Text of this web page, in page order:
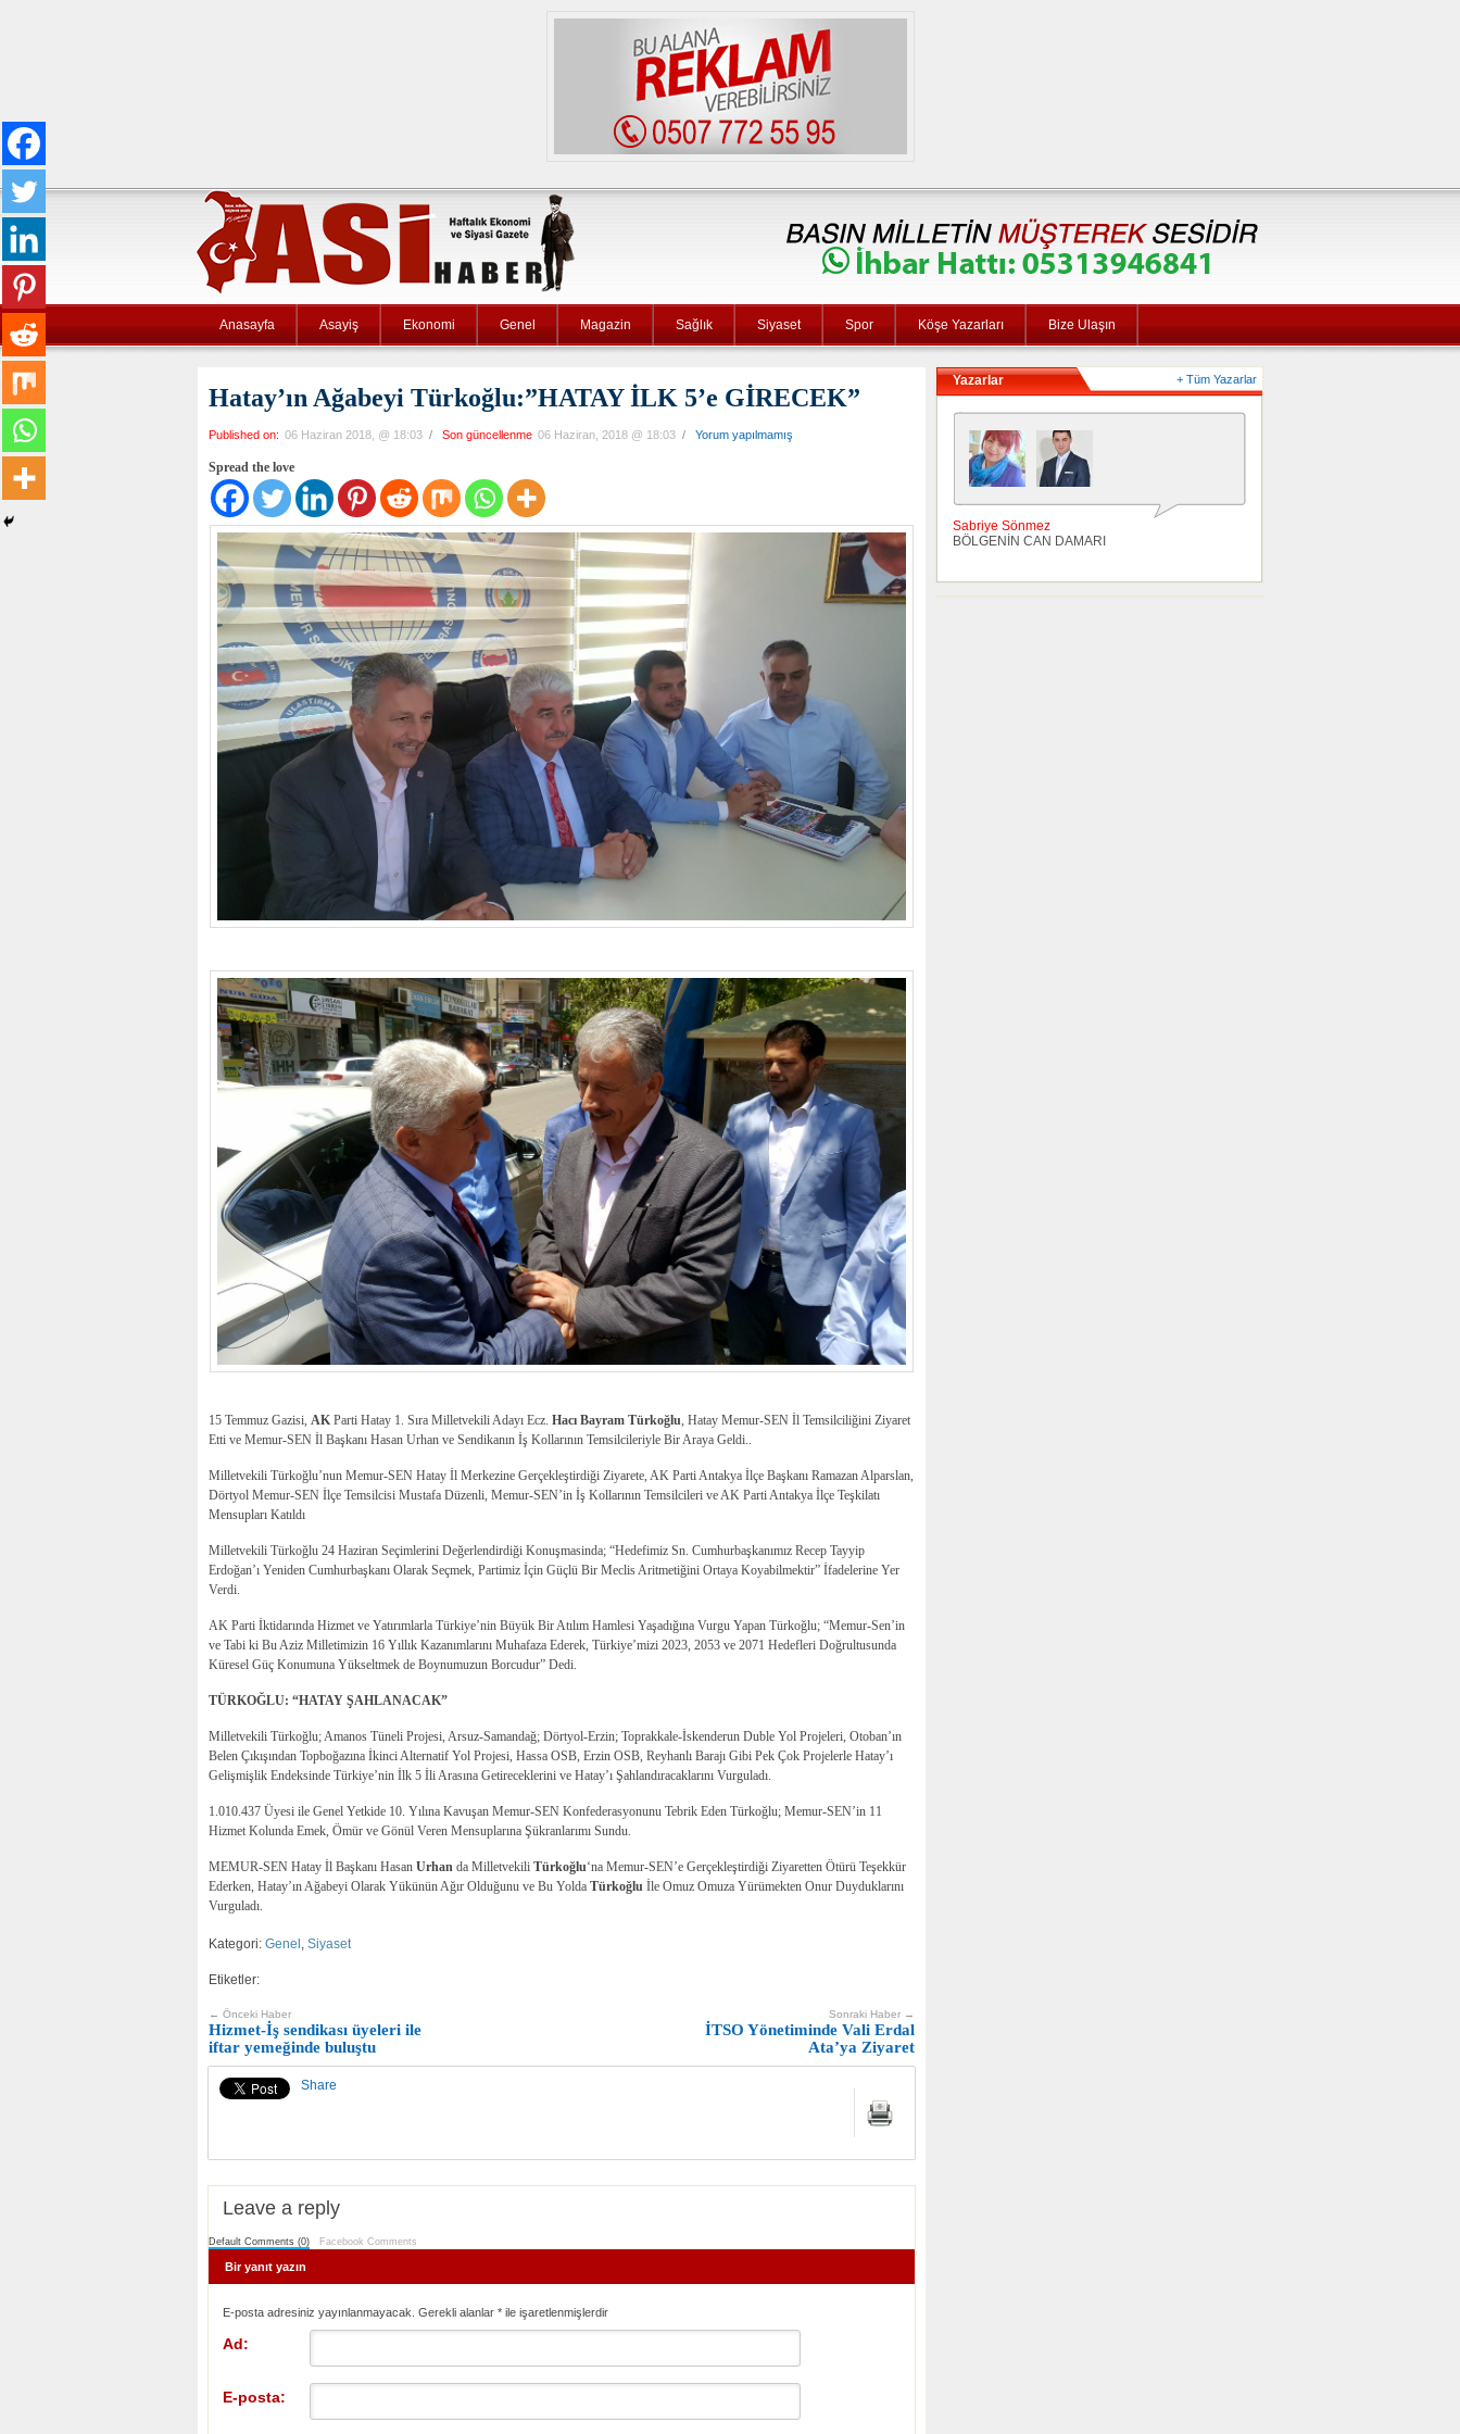
Anasayfa Asayiş Ekonomi Genel Magazin Sağlık Siyaset Spor Köşe Yazarları Bize Ulaşın
Hatay’ın Ağabeyi Türkoğlu:”HATAY İLK 5’e GİRECEK”
Published on: 06 Haziran 2018, @ 18:03 / Son güncellenme 06 Haziran, 2018 @ 18:03 / Yorum yapılmamış
Spread the love
15 Temmuz Gazisi, AK Parti Hatay 1. Sıra Milletvekili Adayı Ecz. Hacı Bayram Türkoğlu, Hatay Memur-SEN İl Temsilciliğini Ziyaret
Etti ve Memur-SEN İl Başkanı Hasan Urhan ve Sendikanın İş Kollarının Temsilcileriyle Bir Araya Geldi..
Milletvekili Türkoğlu’nun Memur-SEN Hatay İl Merkezine Gerçekleştirdiği Ziyarete, AK Parti Antakya İlçe Başkanı Ramazan Alparslan,
Dörtyol Memur-SEN İlçe Temsilcisi Mustafa Düzenli, Memur-SEN’in İş Kollarının Temsilcileri ve AK Parti Antakya İlçe Teşkilatı
Mensupları Katıldı
Milletvekili Türkoğlu 24 Haziran Seçimlerini Değerlendirdiği Konuşmasinda; “Hedefimiz Sn. Cumhurbaşkanımız Recep Tayyip
Erdoğan’ı Yeniden Cumhurbaşkanı Olarak Seçmek, Partimiz İçin Güçlü Bir Meclis Aritmetiğini Ortaya Koyabilmektir” İfadelerine Yer
Verdi.
AK Parti İktidarında Hizmet ve Yatırımlarla Türkiye’nin Büyük Bir Atılım Hamlesi Yaşadığına Vurgu Yapan Türkoğlu; “Memur-Sen’in
ve Tabi ki Bu Aziz Milletimizin 16 Yıllık Kazanımlarını Muhafaza Ederek, Türkiye’mizi 2023, 2053 ve 2071 Hedefleri Doğrultusunda
Küresel Güç Konumuna Yükseltmek de Boynumuzun Borcudur” Dedi.
TÜRKOĞLU: “HATAY ŞAHLANACAK”
Milletvekili Türkoğlu; Amanos Tüneli Projesi, Arsuz-Samandağ; Dörtyol-Erzin; Toprakkale-İskenderun Duble Yol Projeleri, Otoban’ın
Belen Çıkışından Topboğazına İkinci Alternatif Yol Projesi, Hassa OSB, Erzin OSB, Reyhanlı Barajı Gibi Pek Çok Projelerle Hatay’ı
Gelişmişlik Endeksinde Türkiye’nin İlk 5 İli Arasına Getireceklerini ve Hatay’ı Şahlandıracaklarını Vurguladı.
1.010.437 Üyesi ile Genel Yetkide 10. Yılına Kavuşan Memur-SEN Konfederasyonunu Tebrik Eden Türkoğlu; Memur-SEN’in 11
Hizmet Kolunda Emek, Ömür ve Gönül Veren Mensuplarına Şükranlarımı Sundu.
MEMUR-SEN Hatay İl Başkanı Hasan Urhan da Milletvekili Türkoğlu‘na Memur-SEN’e Gerçekleştirdiği Ziyaretten Ötürü Teşekkür
Ederken, Hatay’ın Ağabeyi Olarak Yükünün Ağır Olduğunu ve Bu Yolda Türkoğlu İle Omuz Omuza Yürümekten Onur Duyduklarını
Vurguladı.
Kategori: Genel, Siyaset
Etiketler:
Sonraki Haber →
İTSO Yönetiminde Vali Erdal
Ata’ya Ziyaret
← Önceki Haber
Hizmet-İş sendikası üyeleri ile
iftar yemeğinde buluştu
Share
Leave a reply
Default Comments (0) Facebook Comments
Bir yanıt yazın
E-posta adresiniz yayınlanmayacak. Gerekli alanlar * ile işaretlenmişlerdir
Ad:
E-posta:
Yazarlar + Tüm Yazarlar
Sabriye Sönmez
BÖLGENİN CAN DAMARI